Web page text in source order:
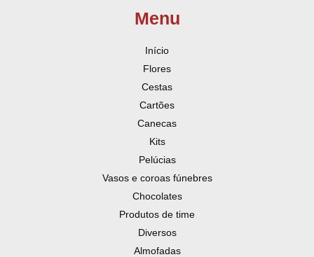
Menu
Início
Flores
Cestas
Cartões
Canecas
Kits
Pelúcias
Vasos e coroas fúnebres
Chocolates
Produtos de time
Diversos
Almofadas